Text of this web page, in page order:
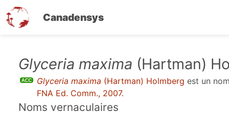
Canadensys
contenu
Glyceria maxima (Hartman)
Glyceria maxima (Hartman) Holmberg est un
FNA Ed. Comm., 2007.
Noms vernaculaires